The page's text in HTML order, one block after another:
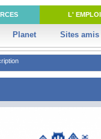
L' EMPLOI
Planet Sites amis